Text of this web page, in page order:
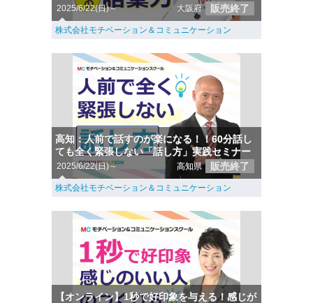
2025/6/22(日)～ 大阪府 販売終了
株式会社モチベーション＆コミュニケーション
高知：人前で話すのが楽になる！！60分話し
ても全く緊張しない「話し方」実践セミナー
2025/6/22(日)～ 高知県 販売終了
株式会社モチベーション＆コミュニケーション
【オンライン】1秒で好印象を与える！感じが